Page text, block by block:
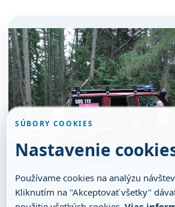
SÚBORY COOKIES
Nastavenie
Používame cookies na analýzu
Kliknutím na "Akceptovať všetky"